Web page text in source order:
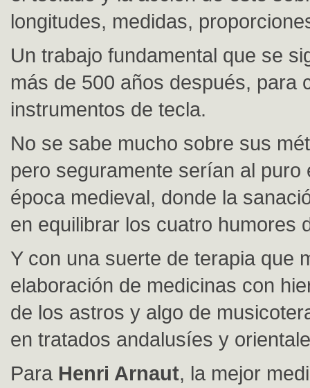
longitudes, medidas,
Un trabajo fundamental que se
más de 500 años después, para
instrumentos de tecla.
No se sabe mucho sobre sus
pero seguramente serían al puro
época medieval, donde la
en equilibrar los cuatro humores
Y con una suerte de terapia que
elaboración de medicinas con
de los astros y algo de
en tratados andalusíes y
Para Henri Arnaut, la mejor